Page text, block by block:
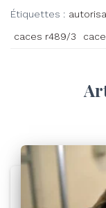
Étiquettes :
caces r489/3